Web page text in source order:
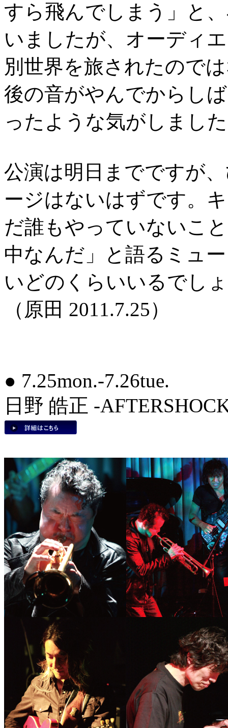
すら飛んでしまう」と
いましたが、オーディ
別世界を旅されたので
後の音がやんでからし
ったような気がしまし
公演は明日までですが
ージはないはずです。
だ誰もやっていないこ
中なんだ」と語るミュ
いどのくらいいるでし
（原田 2011.7.25）
● 7.25mon.-7.26tue.
日野 皓正 -